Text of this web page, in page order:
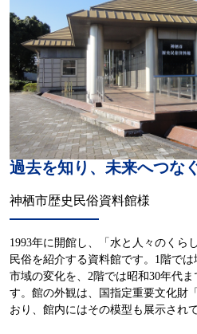
過去を知り、未来へつな
神栖市歴史民俗資料館様
1993年に開館し、「水と人々のくら
民俗を紹介する資料館です。1階で
市域の変化を、2階では昭和30年代
す。館の外観は、国指定重要文化財
おり、館内にはその模型も展示され